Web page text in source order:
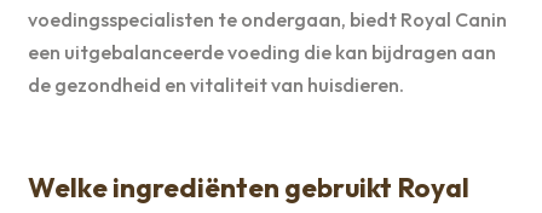
voedingsspecialisten te ondergaan, biedt Royal Canin
een uitgebalanceerde voeding die kan bijdragen aan
de gezondheid en vitaliteit van huisdieren.
Welke ingrediënten gebruikt Royal